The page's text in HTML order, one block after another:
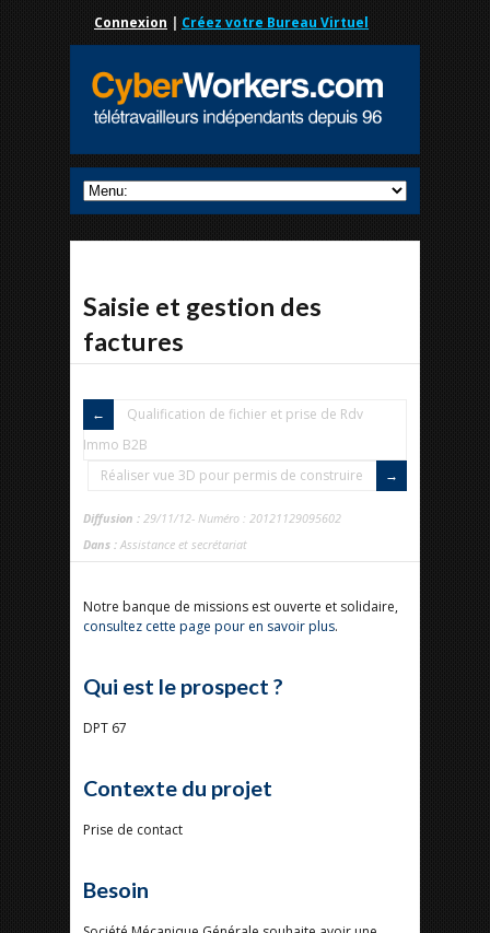
Connexion | Créez votre Bureau Virtuel
Saisie et gestion des
factures
Qualification de fichier et prise de Rdv
Immo B2B
Réaliser vue 3D pour permis de construire
Diffusion : 29/11/12- Numéro : 20121129095602
Dans : Assistance et secrétariat
Notre banque de missions est ouverte et solidaire,
consultez cette page pour en savoir plus.
Qui est le prospect ?
DPT 67
Contexte du projet
Prise de contact
Besoin